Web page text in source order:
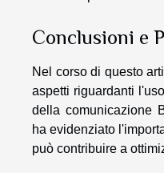
Conclusioni e
Nel corso di questo
aspetti riguardanti
della comunicazione
ha evidenziato
può contribuire a